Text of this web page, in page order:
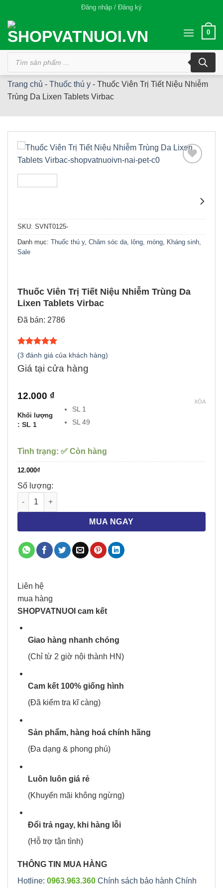
nội
dung
Đăng nhập / Đăng ký
0
Tìm
kiếm
phẩm
Trang chủ - Thuốc thú y - Thuốc Viên Trị Tiết Niệu Nhiễm
Trùng Da Lixen Tablets Virbac
SKU: SVNT0125-
Danh mục: Thuốc thú y, Chăm sóc da, lông, móng, Kháng sinh,
Sale
Thuốc Viên Trị Tiết Niệu Nhiễm Trùng Da
Lixen Tablets Virbac
Đã bán: 2786
5.00trên 5
dựa trên
3
đánh giá
(3 đánh giá của khách hàng)
Giá tại cửa hàng
12.000 ₫
Khối lượng
: SL 1
SL 1
SL 49
XÓA
Tình trạng: ✅ Còn hàng
12.000₫
Số lượng:
Thuốc Viên Trị Tiết Niệu Nhiễm Trùng Da Lixen Tablets
MUA NGAY
Liên hệ
mua hàng
SHOPVATNUOI cam kết
Giao hàng nhanh chóng
(Chỉ từ 2 giờ nội thành HN)
Cam kết 100% giống hình
(Đã kiểm tra kĩ càng)
Sản phẩm, hàng hoá chính hãng
(Đa dạng & phong phú)
Luôn luôn giá rẻ
(Khuyến mãi không ngừng)
Đổi trả ngay, khi hàng lỗi
(Hỗ trợ tận tình)
THÔNG TIN MUA HÀNG
Hotline: 0963.963.360 Chính sách bảo hành Chính